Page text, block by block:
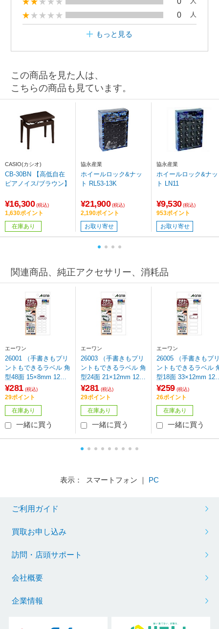
0 人
もっと見る
この商品を見た人は、
こちらの商品も見ています。
CASIO(カシオ)
CB-30BN 【高低自在
ピアノイス/ブラウン】
¥16,300 (税込)
1,630ポイント
在庫あり
協永産業
ホイールロック&ナッ
ト RL53-13K
¥21,900 (税込)
2,190ポイント
お取り寄せ
協永産業
ホイールロック&ナッ
ト LN11
¥9,530 (税込)
953ポイント
お取り寄せ
関連商品、純正アクセサリー、消耗品
エーワン
26001 （手書きもプリ
ントもできるラベル 角
型48面 15×8mm 12シ
ート（576片）入り）
¥281 (税込)
29ポイント
在庫あり
一緒に買う
エーワン
26003 （手書きもプリ
ントもできるラベル 角
型24面 21×12mm 12シ
ート（288片）入り）
¥281 (税込)
29ポイント
在庫あり
一緒に買う
エーワン
26005 （手書きもプ
ントもできるラベル
型18面 33×12mm 12
ート（216片）入り）
【864】
¥259 (税込)
26ポイント
在庫あり
一緒に買う
表示： スマートフォン ｜ PC
ご利用ガイド
買取お申し込み
訪問・店頭サポート
会社概要
企業情報